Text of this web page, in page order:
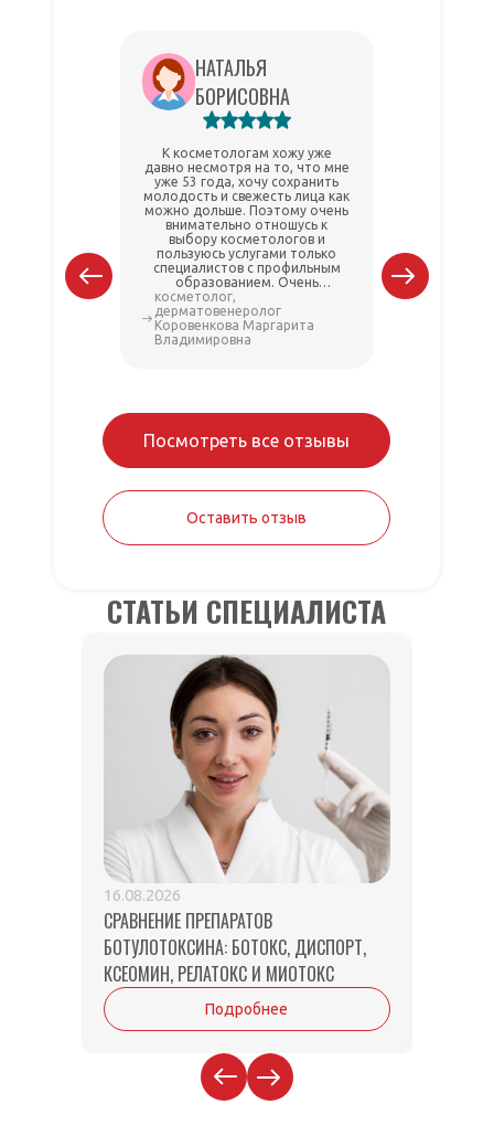
НАТАЛЬЯ
БОРИСОВНА
К косметологам хожу уже
давно несмотря на то, что мне
уже 53 года, хочу сохранить
молодость и свежесть лица как
можно дольше. Поэтому очень
внимательно отношусь к
выбору косметологов и
пользуюсь услугами только
специалистов с профильным
образованием. Очень
рекомендую Коровенкову
Маргариту Владимировну.
косметолог,
дерматовенеролог
Коровенкова Маргарита
Владимировна
время,
Посмотреть все отзывы
Оставить отзыв
СТАТЬИ СПЕЦИАЛИСТА
16.08.2026
СРАВНЕНИЕ ПРЕПАРАТОВ
БОТУЛОТОКСИНА: БОТОКС, ДИСПОРТ,
КСЕОМИН, РЕЛАТОКС И МИОТОКС
Подробнее